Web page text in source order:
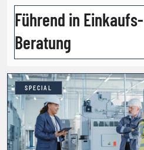
Führend in
Beratung
SPECIAL